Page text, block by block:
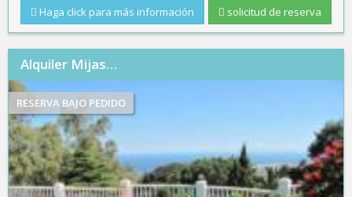
solicitud de reserva
Haga click para más información
Alquiler Mijas…
RESERVA BAJO PEDIDO